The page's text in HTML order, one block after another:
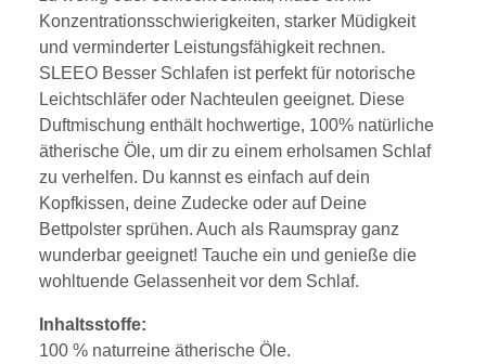
Konzentrationsschwierigkeiten, starker Müdigkeit
und verminderter Leistungsfähigkeit rechnen.
SLEEO Besser Schlafen ist perfekt für notorische
Leichtschläfer oder Nachteulen geeignet. Diese
Duftmischung enthält hochwertige, 100% natürliche
ätherische Öle, um dir zu einem erholsamen Schlaf
zu verhelfen. Du kannst es einfach auf dein
Kopfkissen, deine Zudecke oder auf Deine
Bettpolster sprühen. Auch als Raumspray ganz
wunderbar geeignet! Tauche ein und genieße die
wohltuende Gelassenheit vor dem Schlaf.
Inhaltsstoffe:
100 % naturreine ätherische Öle.